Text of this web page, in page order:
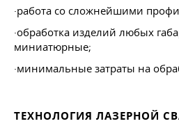
·работа со сложнейшими
·обработка изделий любых
миниатюрные;
·минимальные затраты на
ТЕХНОЛОГИЯ ЛАЗЕРНОЙ